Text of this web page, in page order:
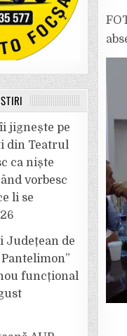
jignește pe
din Teatrul
ca niște
vorbesc
li se
Județean de
funcțional